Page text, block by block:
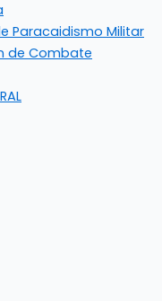
Paracaidismo Militar
de Combate